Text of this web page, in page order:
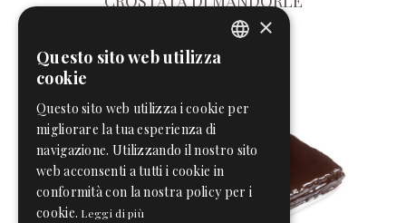
ENGLISH
×
Questo sito web utilizza
cookie
Questo sito web utilizza i cookie per
migliorare la tua esperienza di
navigazione. Utilizzando il nostro sito
web acconsenti a tutti i cookie in
conformità con la nostra policy per i
cookie. Leggi di più